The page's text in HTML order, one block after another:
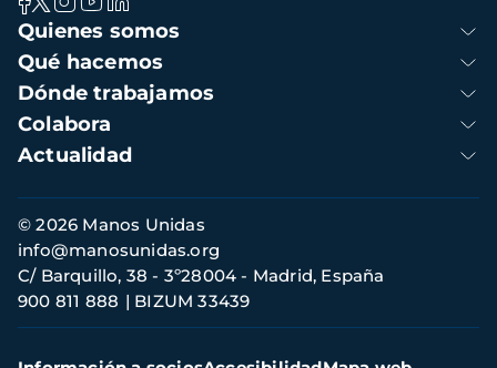
Navegación
principal
Quienes somos
Qué hacemos
Dónde trabajamos
Colabora
Actualidad
Información
de
contacto
© 2026 Manos Unidas
C/ Barquillo, 38 - 3º28004 - Madrid, España
900 811 888
BIZUM 33439
info@manosunidas.org